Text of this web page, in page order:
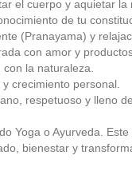
el cuerpo y aquietar la
de tu
(Pranayama) y
con amor y
la naturaleza.
crecimiento personal.
respetuoso y lleno
Yoga o Ayurveda.
bienestar y